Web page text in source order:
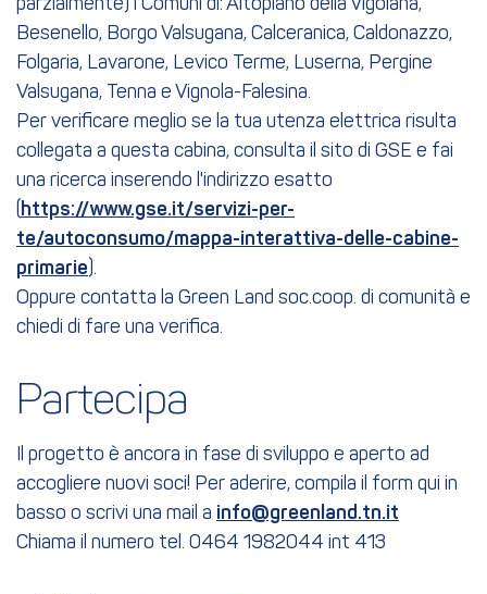
parzialmente) i Comuni di: Altopiano della Vigolana,
Besenello, Borgo Valsugana, Calceranica, Caldonazzo,
Folgaria, Lavarone, Levico Terme, Luserna, Pergine
Valsugana, Tenna e Vignola-Falesina.
Per verificare meglio se la tua utenza elettrica risulta
collegata a questa cabina, consulta il sito di GSE e fai
una ricerca inserendo l'indirizzo esatto
( https://www.gse.it/servizi-per-
te/autoconsumo/mappa-interattiva-delle-cabine-
primarie).
Oppure contatta la Green Land soc.coop. di comunità e
chiedi di fare una verifica.
Partecipa
Il progetto è ancora in fase di sviluppo e aperto ad
accogliere nuovi soci! Per aderire, compila il form qui in
basso o scrivi una mail a info@greenland.tn.it
Chiama il numero tel. 0464 1982044 int 413